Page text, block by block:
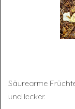
Säurearme
und lecker.